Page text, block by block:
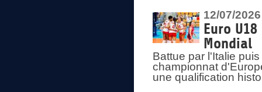
12/07/2026
Euro
Mondial
Battue par l'Italie
championnat
une qualification